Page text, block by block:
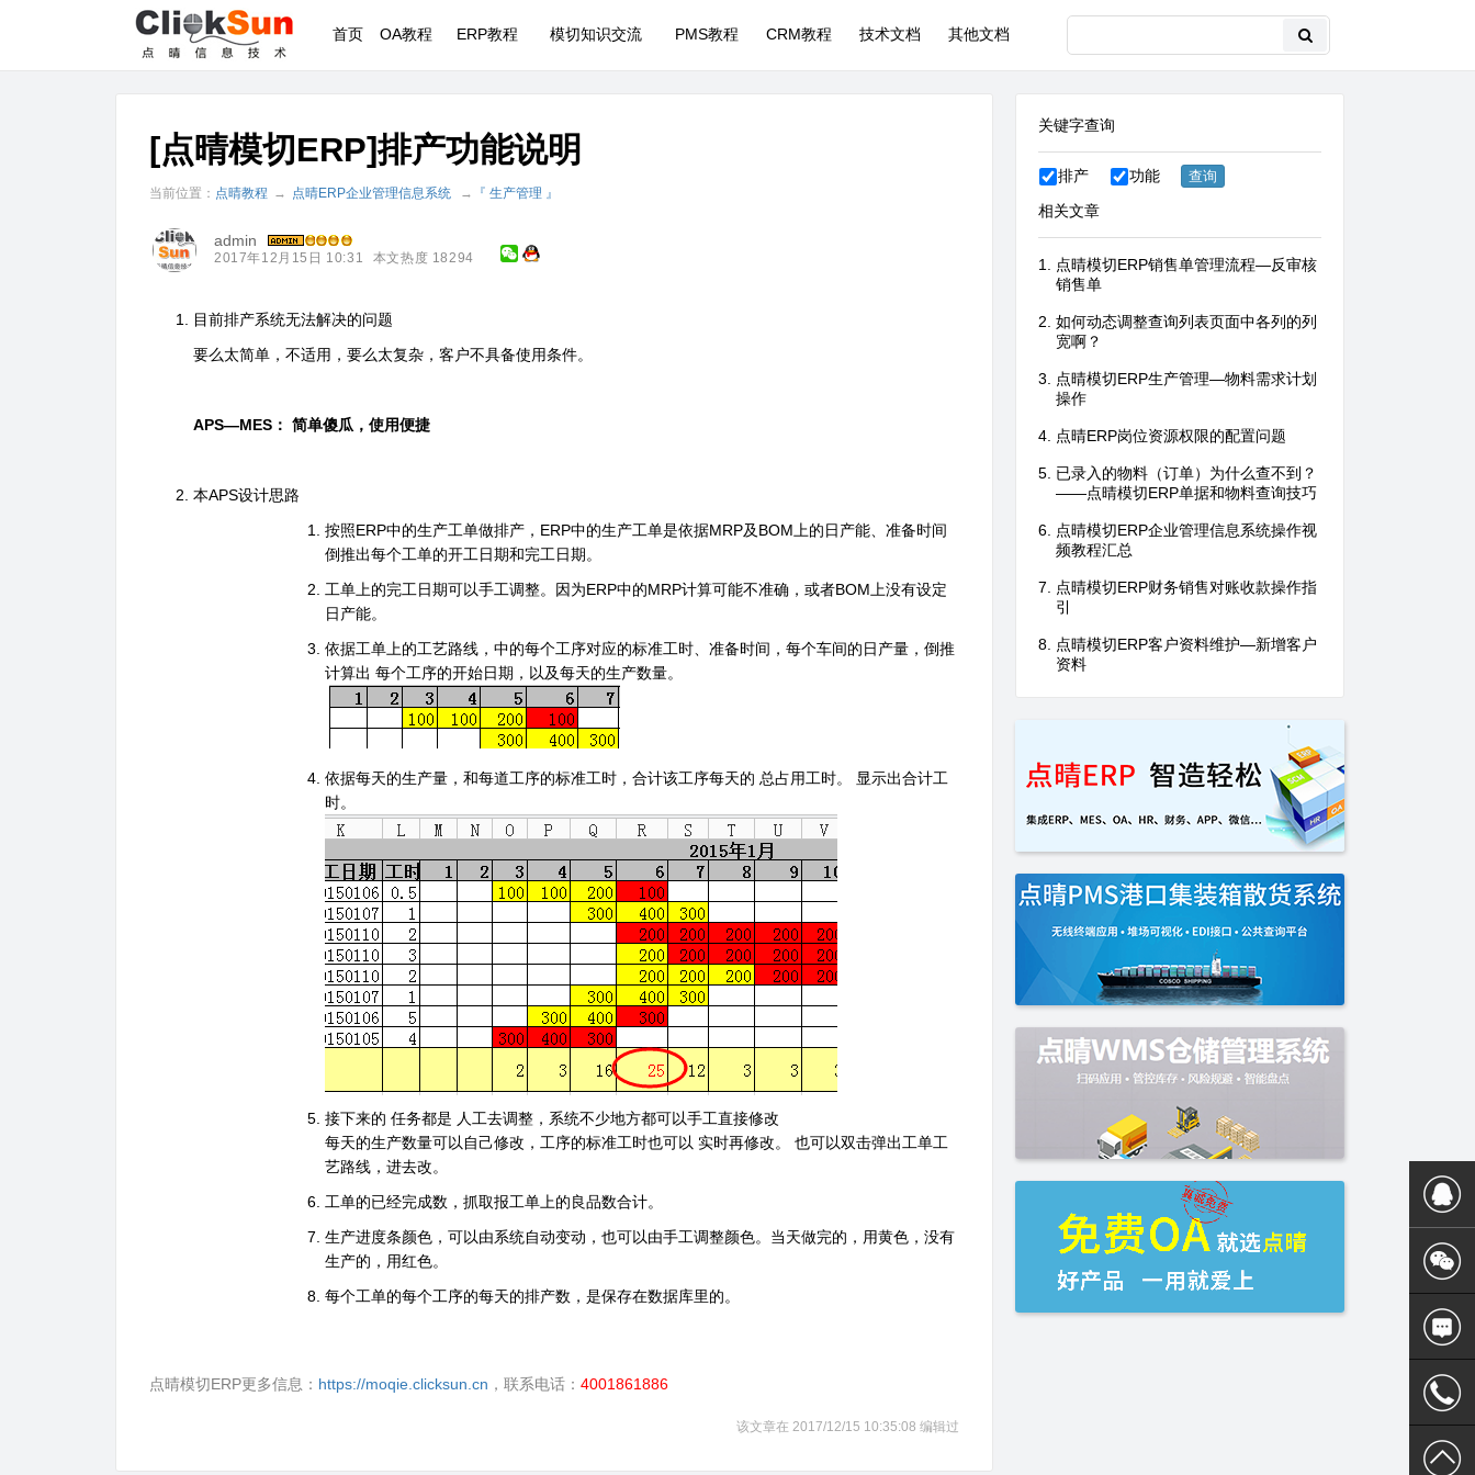
400 186
首页 OA教程 ERP教程 模切知识交流 PMS教程 CRM教程 技术文档 其他文档
[点晴模切ERP]排产功能说明
当前位置： 点晴教程 → 点晴ERP企业管理信息系统 → 『 生产管理 』
admin
2017年12月15日 10:31 本文热度 18294
目前排产系统无法解决的问题
要么太简单，不适用，要么太复杂，客户不具备使用条件。
APS—MES ： 简单傻瓜，使用便捷
本APS设计思路
按照ERP中的生产工单做排产， ERP中的生产工单是依据MRP及BOM 上的日产能、准备时间
倒推出每个工单的开工日期和完工日期。
工单上的完工日期可以手工调整。因为ERP中的MRP计算可能不准确，或者BOM 上没有设定
日产能。
依据工单上的工艺路线，中的每个工序对应的标准工时、准备时间，每个车间的日产量，倒推
计算出 每个工序的开始日期，以及每天的生产数量。
依据每天的生产量，和每道工序的标准工时，合计该工序每天的 总占用工时。
显示出合计工
时。
接下来的 任务都是 人工去调整，系统不少地方都可以手工直接修改
每天的生产数量可以自己修改，工序的标准工时也可以 实时再修改。
也可以双击弹出工单工
艺路线，进去改。
工单的已经完成数，抓取报工单上的良品数合计。
生产进度条颜色，可以由系统自动变动，也可以由手工调整颜色。当天做完的，用黄色，没有
生产的，用红色。
每个工单的每个工序的每天的排产数，是保存在数据库里的。
点晴模切ERP更多信息： https://moqie.clicksun.cn ，联系电话： 4001861886
该文章在 2017/12/15 10:35:08 编辑过
关键字查询
排产 功能
相关文章
点晴模切ERP销售单管理流程—反审核
销售单
如何动态调整查询列表页面中各列的列
宽啊？
点晴模切ERP生产管理—物料需求计划
操作
点晴ERP岗位资源权限的配置问题
已录入的物料（订单）为什么查不到？
——点晴模切ERP单据和物料查询技巧
点晴模切ERP企业管理信息系统操作视
频教程汇总
点晴模切ERP财务销售对账收款操作指
引
点晴模切ERP客户资料维护—新增客户
资料